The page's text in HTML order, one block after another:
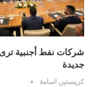
شركات نفط أجنبية ترى
جديدة
كريستين اسامة